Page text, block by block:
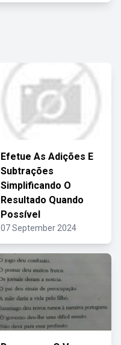
Efetue As Adições E
Subtrações
Simplificando O
Resultado Quando
Possível
07 September 2024